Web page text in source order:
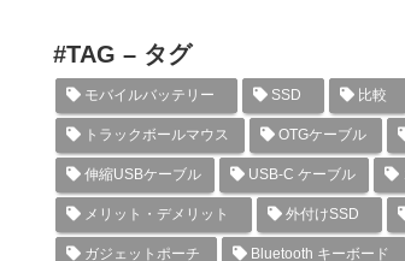
#TAG – タグ
モバイルバッテリー SSD 比較
トラックボールマウス OTGケーブル
伸縮USBケーブル USB-C ケーブル
メリット・デメリット 外付けSSD
ガジェットポーチ Bluetooth キーボード